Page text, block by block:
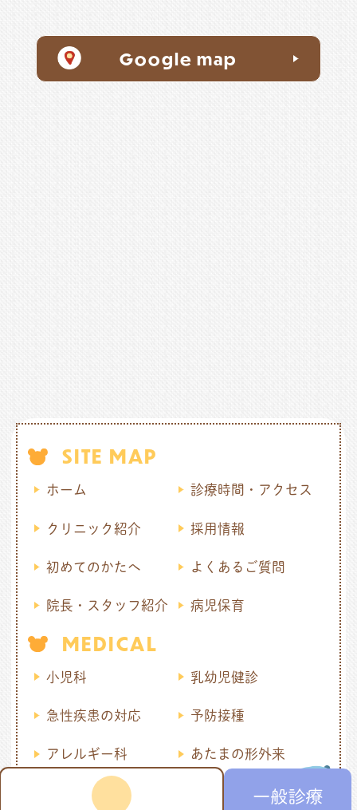
Google map
SITE MAP
ホーム 診療時間・アクセス
クリニック紹介 採用情報
初めてのかたへ よくあるご質問
院長・スタッフ紹介 病児保育
MEDICAL
小児科 乳幼児健診
急性疾患の対応 予防接種
アレルギー科 あたまの形外来